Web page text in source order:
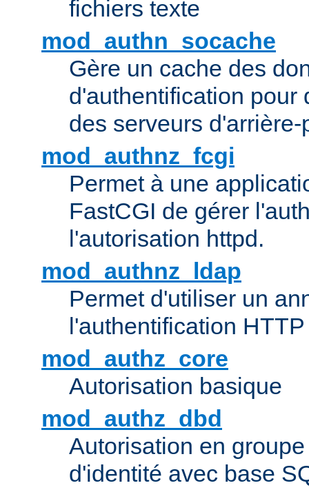
fichiers texte
mod_authn_socache
Gère un cache des
d'authentification pour
des serveurs d'arrière-
mod_authnz_fcgi
Permet à une
FastCGI de gérer
l'autorisation httpd.
mod_authnz_ldap
Permet d'utiliser un
l'authentification
mod_authz_core
Autorisation basique
mod_authz_dbd
Autorisation en
d'identité avec base